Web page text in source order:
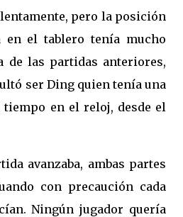
pero la posición
en el tablero tenía mucho
de las partidas anteriores,
ser Ding quien tenía una
tiempo en el reloj, desde el
avanzaba, ambas partes
con precaución cada
Ningún jugador quería